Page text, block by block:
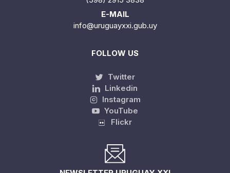
E-MAIL
info@uruguayxxi.gub.uy
FOLLOW US
Twitter
Linkedin
Instagram
YouTube
Flickr